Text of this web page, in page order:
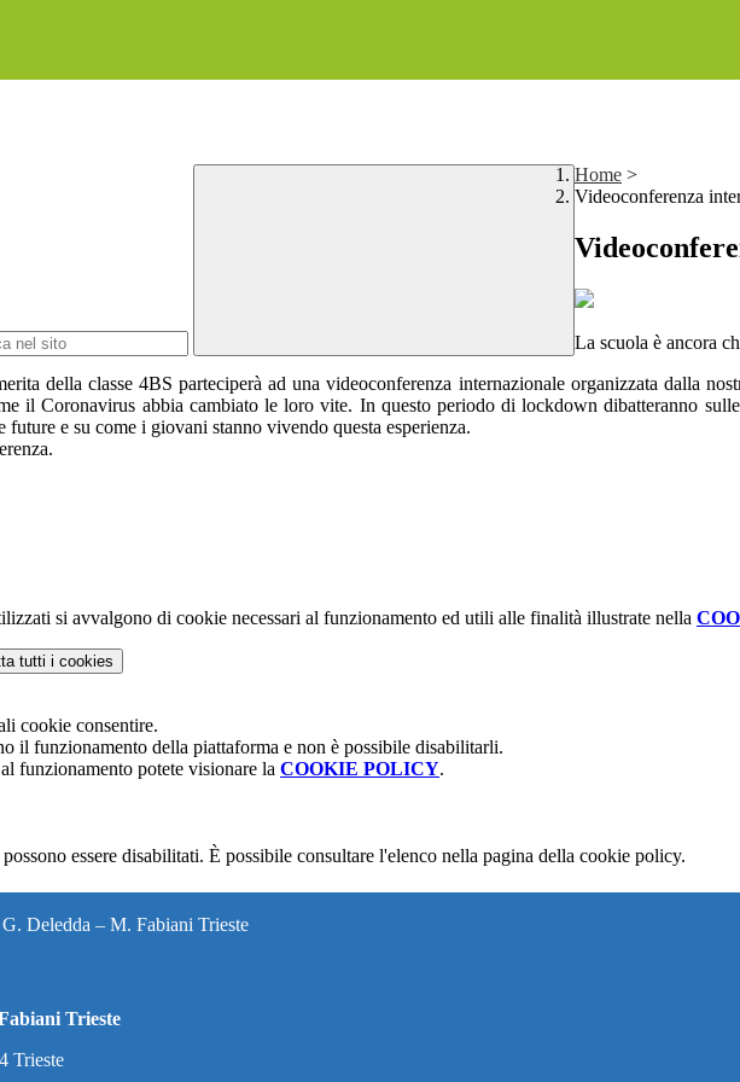
Home >
Videoconferenza
La scuola è ancora
della classe 4BS parteciperà ad una videoconferenza internazionale organizzata dalla
il Coronavirus abbia cambiato le loro vite. In questo periodo di lockdown dibatteranno
e su come i giovani stanno vivendo questa esperienza.
si avvalgono di cookie necessari al funzionamento ed utili alle finalità illustrate nella
tutti i cookies
cookie consentire.
il funzionamento della piattaforma e non è possibile disabilitarli.
funzionamento potete visionare la COOKIE POLICY.
essere disabilitati. È possibile consultare l'elenco nella pagina della cookie policy.
Deledda – M. Fabiani Trieste
Trieste
Trieste